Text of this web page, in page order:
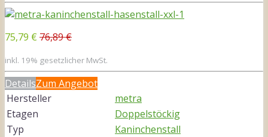
75,79 € 76,89 €
inkl. 19% gesetzlicher MwSt.
DetailsZum Angebot
Hersteller
metra
Etagen
Doppelstöckig
Typ
Kaninchenstall